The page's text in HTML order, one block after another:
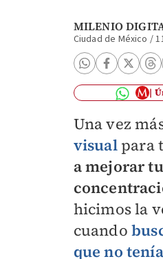
MILENIO
Ciudad de México /
Una vez
visualpara
a mejorar
hicimos la
cuando
que no